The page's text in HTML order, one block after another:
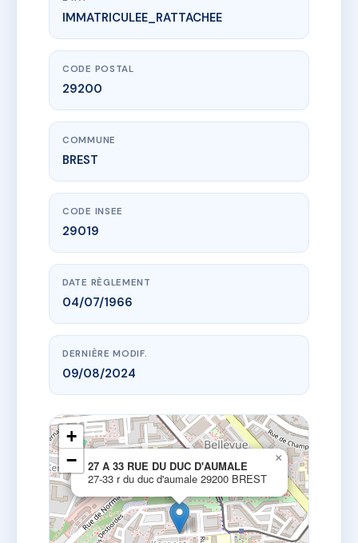
www.vme.plus/AA7848500
27 A 33 RUE DU DUC D'AUMALE
27-33 r du duc d'aumale
IMMATRICULEE_RATTACHEE
CODE POSTAL
29200
COMMUNE
BREST
CODE INSEE
29019
DATE RÈGLEMENT
04/07/1966
DERNIÈRE MODIF.
09/08/2024
27 A 33 RUE DU DUC D'AUMALE
27-33 r du duc d'aumale 29200 BREST
×
+
−